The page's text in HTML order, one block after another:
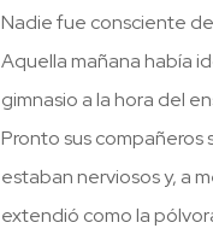
Nadie fue consciente
Aquella mañana había
gimnasio a la hora del
Pronto sus compañeros
estaban nerviosos y, a
extendió como la